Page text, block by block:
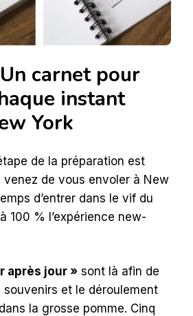
carnet pour
instant
York
de la préparation est
de vous envoler à New
d’entrer dans le vif du
100 % l’expérience new-
après jour » sont là afin de
souvenirs et le déroulement
la grosse pomme. Cinq